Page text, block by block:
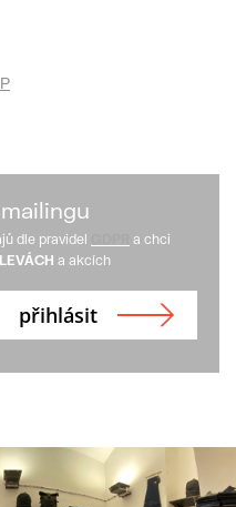
dle pravidel
a chci
a akcích